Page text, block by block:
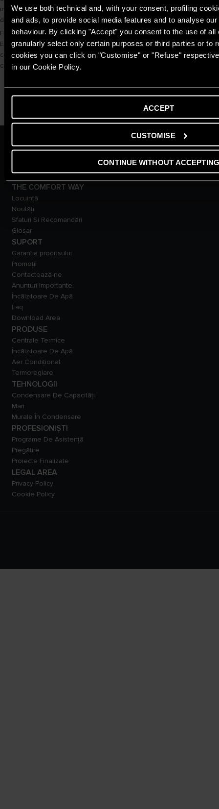
We use both technical and, with your consent, profiling
and ads, to provide social media features and to analyse
behaviour. By clicking "Accept" you consent to the use of all
granularly select only certain purposes or third parties or to
cookies you can click on "Customise" or "Refuse"
in our Cookie Policy.
ACCEPT
CUSTOMISE
CONTINUE WITHOUT ACCEPTING
instalare și a oricăror cerințe ale autorităților locale și ale organizațiilor
de sănătate publică.
Este recomandat să utilizezikit-ul de evacuare Aristonoriginal.
E important de reținut faptul că substanțele pentru neutralizarea
condensului și pompele pentru recuperarea condensului se găsesc în
catalogul Ariston.
ARISTON GROUP
Despre Noi
Carieră
THE COMFORT WAY
Locuință
Noutăți
Sfaturi Si Recomandări
Glosar
SUPORT
Garantia produsului
Promoții
Contactează-ne
Anunțuri Importante:
Încălzitoare De Apă
Faq
Download Area
PRODUSE
Centrale Termice
Încălzitoare De Apă
Aer Condiționat
Termoreglare
TEHNOLOGII
Condensare De Capacităţi
Mari
Murale În Condensare
PROFESIONIȘTI
Programe De Asistență
Pregătire
Proiecte Finalizate
LEGAL AREA
Privacy Policy
Cookie Policy